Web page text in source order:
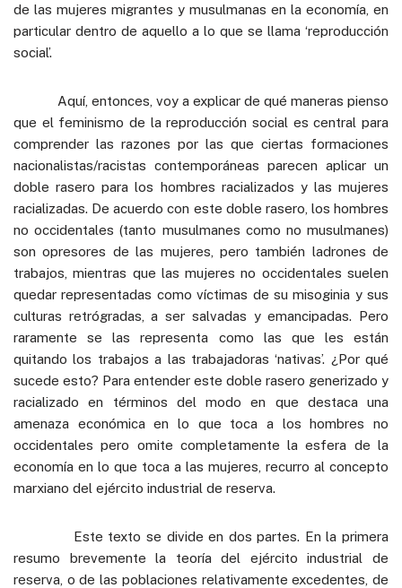
de las mujeres migrantes y musulmanas en la economía, en
particular dentro de aquello a lo que se llama ‘reproducción
social’.
Aquí, entonces, voy a explicar de qué maneras pienso
que el feminismo de la reproducción social es central para
comprender las razones por las que ciertas formaciones
nacionalistas/racistas contemporáneas parecen aplicar un
doble rasero para los hombres racializados y las mujeres
racializadas. De acuerdo con este doble rasero, los hombres
no occidentales (tanto musulmanes como no musulmanes)
son opresores de las mujeres, pero también ladrones de
trabajos, mientras que las mujeres no occidentales suelen
quedar representadas como víctimas de su misoginia y sus
culturas retrógradas, a ser salvadas y emancipadas. Pero
raramente se las representa como las que les están
quitando los trabajos a las trabajadoras ‘nativas’. ¿Por qué
sucede esto? Para entender este doble rasero generizado y
racializado en términos del modo en que destaca una
amenaza económica en lo que toca a los hombres no
occidentales pero omite completamente la esfera de la
economía en lo que toca a las mujeres, recurro al concepto
marxiano del ejército industrial de reserva.
Este texto se divide en dos partes. En la primera
resumo brevemente la teoría del ejército industrial de
reserva, o de las poblaciones relativamente excedentes, de